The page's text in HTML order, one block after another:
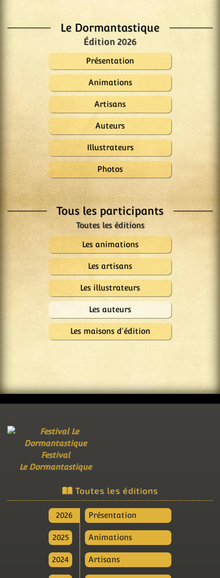
Le Dormantastique
Édition 2026
Présentation
Animations
Artisans
Auteurs
Illustrateurs
Photos
Tous les participants
Les animations
Les artisans
Les illustrateurs
Les auteurs
Les maisons d'édition
Festival
Le Dormantastique
Toutes les éditions
2026
2025
2024
Présentation
Animations
Artisans